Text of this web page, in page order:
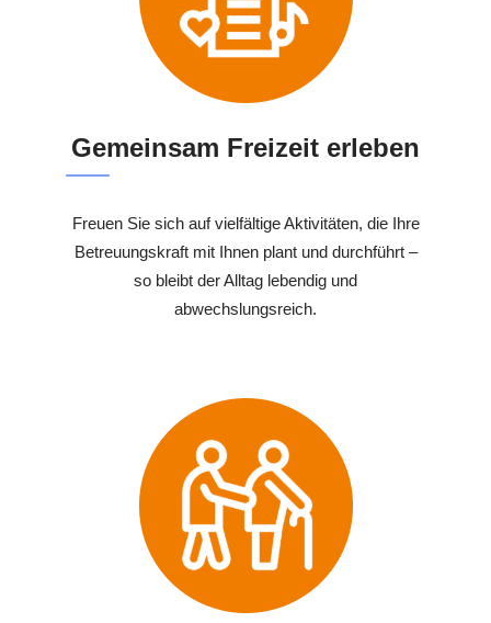
Gemeinsam Freizeit erleben
Freuen Sie sich auf vielfältige Aktivitäten, die Ihre
Betreuungskraft mit Ihnen plant und durchführt –
so bleibt der Alltag lebendig und
abwechslungsreich.